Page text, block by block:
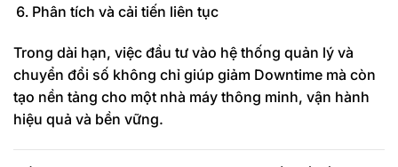
Phân tích và cải tiến liên tục
Trong dài hạn, việc đầu tư vào hệ thống quản lý và
chuyển đổi số không chỉ giúp giảm Downtime mà còn
tạo nền tảng cho một nhà máy thông minh, vận hành
hiệu quả và bền vững.